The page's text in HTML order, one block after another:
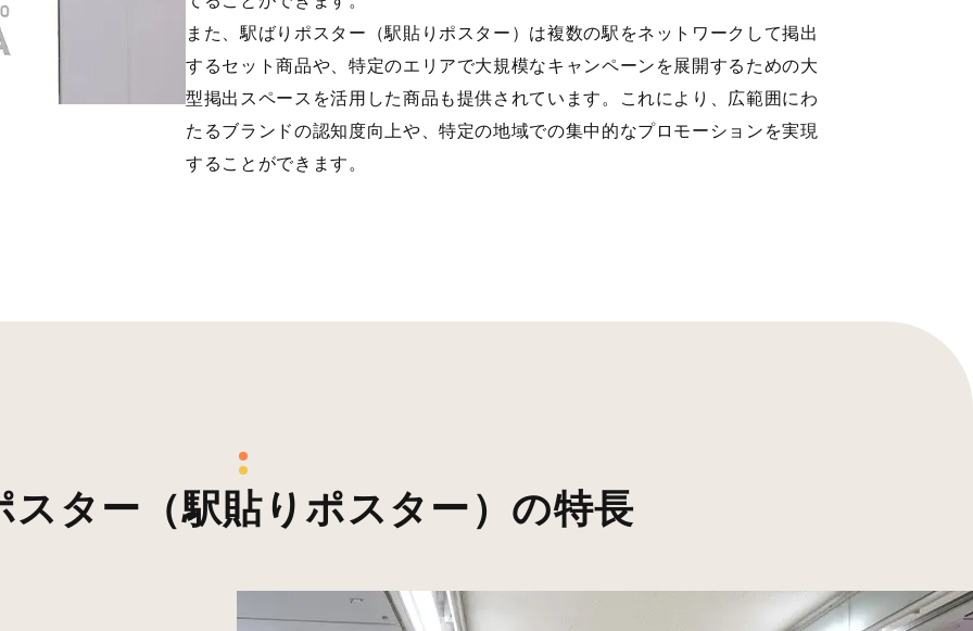
また、駅ばりポスター（駅貼りポスター）は複数の駅をネットワークして掲出
するセット商品や、特定のエリアで大規模なキャンペーンを展開するための大
型掲出スペースを活用した商品も提供されています。これにより、広範囲にわ
たるブランドの認知度向上や、特定の地域での集中的なプロモーションを実現
することができます。
スター（駅貼りポスター）の特長